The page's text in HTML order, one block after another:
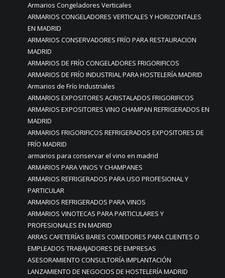
Armarios Congeladores Verticales
ARMARIOS CONGELADORES VERTICALES Y HORIZONTALES
EN MADRID
ARMARIOS CONSERVADORES FRÍO PARA RESTAURACION
MADRID
ARMARIOS DE FRÍO CONGELADORES FRIGORIFICOS
ARMARIOS DE FRÍO INDUSTRIAL PARA HOSTELERÍA MADRID
Armarios de Frío Industriales
ARMARIOS EXPOSITORES ACRISTALADOS FRIGORIFICOS
ARMARIOS EXPOSITORES VINO CHAMPAN REFRIGERADOS EN
MADRID
ARMARIOS FRIGORIFICOS REFRIGERADOS EXPOSITORES DE
FRÍO MADRID
armarios para conservar el vino en madrid
ARMARIOS PARA VINOS Y CHAMPANES
ARMARIOS REFRIGERADOS PARA USO PROFESIONAL Y
PARTICULAR
ARMARIOS REFRIGERADOS PARA VINOS
ARMARIOS VINOTECAS PARA PARTICULARES Y
PROFESIONALES EN MADRID
ARRAS CAFETERÍAS BARES COMEDORES PARA CLIENTES O
EMPLEADOS TRABAJADORES DE EMPRESAS
ASESORAMIENTO CONSULTORÍA IMPLANTACIÓN
LANZAMIENTO DE NEGOCIOS DE HOSTELERÍA MADRID